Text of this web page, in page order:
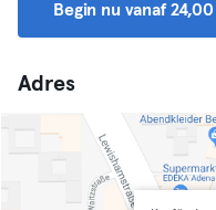
Begin nu vanaf
Adres